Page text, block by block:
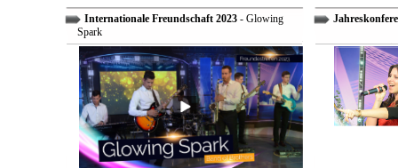
Internationale Freundschaft 2023- Glowing
Spark